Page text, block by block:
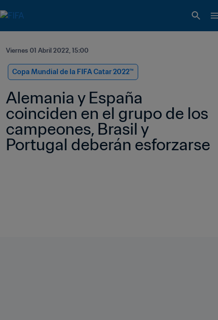
Viernes 01 Abril 2022, 15:00
Copa Mundial de la FIFA Catar 2022™
Alemania y España
coinciden en el grupo de los
campeones, Brasil y
Portugal deberán esforzarse